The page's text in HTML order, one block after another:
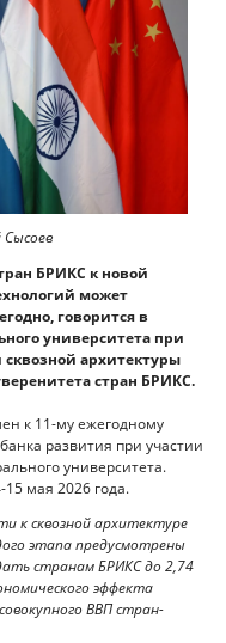
БРИКС к новой
может
говорится в
университета при
архитектуры
стран БРИКС.
к 11-му ежегодному
развития при участии
университета.
мая 2026 года.
к сквозной архитектуре
этапа предусмотрены
странам БРИКС до 2,74
эффекта
ВВП стран-